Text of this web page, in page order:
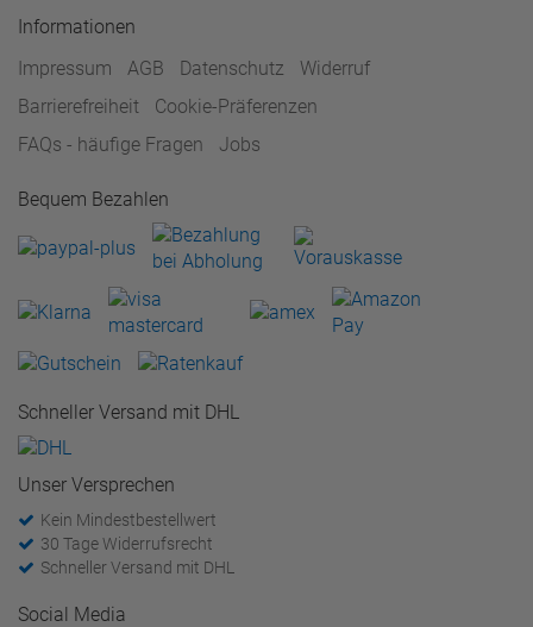
Informationen
Impressum
AGB Datenschutz
Widerruf
Barrierefreiheit
Cookie-Präferenzen
FAQs - häufige Fragen
Jobs
Bequem Bezahlen
Schneller Versand mit DHL
Unser Versprechen
Kein Mindestbestellwert
30 Tage Widerrufsrecht
Schneller Versand mit DHL
Social Media